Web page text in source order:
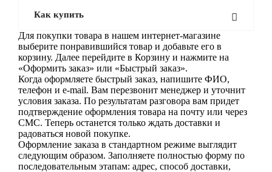
Как купить
Для покупки товара в нашем интернет-магазине
выберите понравившийся товар и добавьте его в
корзину. Далее перейдите в Корзину и нажмите на
«Оформить заказ» или «Быстрый заказ».
Когда оформляете быстрый заказ, напишите ФИО,
телефон и e-mail. Вам перезвонит менеджер и уточнит
условия заказа. По результатам разговора вам придет
подтверждение оформления товара на почту или через
СМС. Теперь останется только ждать доставки и
радоваться новой покупке.
Оформление заказа в стандартном режиме выглядит
следующим образом. Заполняете полностью форму по
последовательным этапам: адрес, способ доставки,